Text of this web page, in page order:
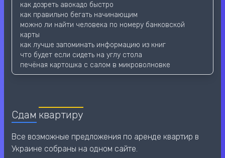
как дозреть авокадо быстро
как правильно бегать начинающим
можно ли найти человека по номеру банковской
карты
как лучше запоминать информацию из книг
что будет если сидеть на углу стола
печёная картошка с салом в микроволновке
Сдам квартиру
Все возможные предложения по аренде квартир в
Украине собраны на одном сайте.